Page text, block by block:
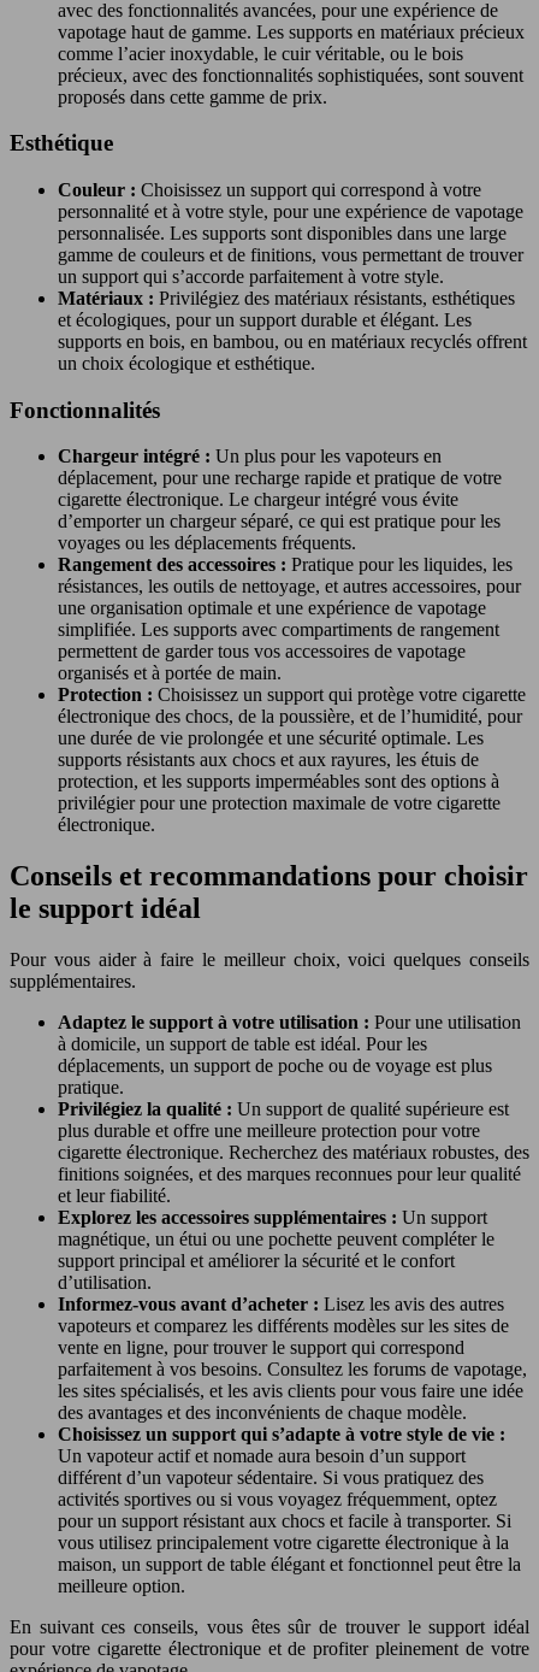
avec des fonctionnalités avancées, pour une expérience de
vapotage haut de gamme. Les supports en matériaux précieux
comme l’acier inoxydable, le cuir véritable, ou le bois
précieux, avec des fonctionnalités sophistiquées, sont souvent
proposés dans cette gamme de prix.
Esthétique
Couleur : Choisissez un support qui correspond à votre
personnalité et à votre style, pour une expérience de vapotage
personnalisée. Les supports sont disponibles dans une large
gamme de couleurs et de finitions, vous permettant de trouver
un support qui s’accorde parfaitement à votre style.
Matériaux : Privilégiez des matériaux résistants, esthétiques
et écologiques, pour un support durable et élégant. Les
supports en bois, en bambou, ou en matériaux recyclés offrent
un choix écologique et esthétique.
Fonctionnalités
Chargeur intégré : Un plus pour les vapoteurs en
déplacement, pour une recharge rapide et pratique de votre
cigarette électronique. Le chargeur intégré vous évite
d’emporter un chargeur séparé, ce qui est pratique pour les
voyages ou les déplacements fréquents.
Rangement des accessoires : Pratique pour les liquides, les
résistances, les outils de nettoyage, et autres accessoires, pour
une organisation optimale et une expérience de vapotage
simplifiée. Les supports avec compartiments de rangement
permettent de garder tous vos accessoires de vapotage
organisés et à portée de main.
Protection : Choisissez un support qui protège votre cigarette
électronique des chocs, de la poussière, et de l’humidité, pour
une durée de vie prolongée et une sécurité optimale. Les
supports résistants aux chocs et aux rayures, les étuis de
protection, et les supports imperméables sont des options à
privilégier pour une protection maximale de votre cigarette
électronique.
Conseils et recommandations pour choisir
le support idéal
Pour vous aider à faire le meilleur choix, voici quelques conseils
supplémentaires.
Adaptez le support à votre utilisation : Pour une utilisation
à domicile, un support de table est idéal. Pour les
déplacements, un support de poche ou de voyage est plus
pratique.
Privilégiez la qualité : Un support de qualité supérieure est
plus durable et offre une meilleure protection pour votre
cigarette électronique. Recherchez des matériaux robustes, des
finitions soignées, et des marques reconnues pour leur qualité
et leur fiabilité.
Explorez les accessoires supplémentaires : Un support
magnétique, un étui ou une pochette peuvent compléter le
support principal et améliorer la sécurité et le confort
d’utilisation.
Informez-vous avant d’acheter : Lisez les avis des autres
vapoteurs et comparez les différents modèles sur les sites de
vente en ligne, pour trouver le support qui correspond
parfaitement à vos besoins. Consultez les forums de vapotage,
les sites spécialisés, et les avis clients pour vous faire une idée
des avantages et des inconvénients de chaque modèle.
Choisissez un support qui s’adapte à votre style de vie :
Un vapoteur actif et nomade aura besoin d’un support
différent d’un vapoteur sédentaire. Si vous pratiquez des
activités sportives ou si vous voyagez fréquemment, optez
pour un support résistant aux chocs et facile à transporter. Si
vous utilisez principalement votre cigarette électronique à la
maison, un support de table élégant et fonctionnel peut être la
meilleure option.
En suivant ces conseils, vous êtes sûr de trouver le support idéal
pour votre cigarette électronique et de profiter pleinement de votre